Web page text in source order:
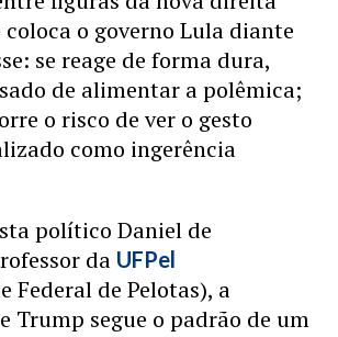
o governo Lula diante
se reage de forma dura,
de alimentar a polêmica;
o risco de ver o gesto
como ingerência
político Daniel de
da UFPel
Federal de Pelotas), a
Trump segue o padrão de um